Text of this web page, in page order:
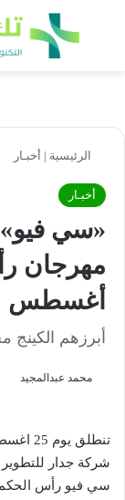
بحث عن
الرئيسية | أخبـار
أخبـار
«سي
أغسطس
أبرزهم
محمد عبدالمجيد